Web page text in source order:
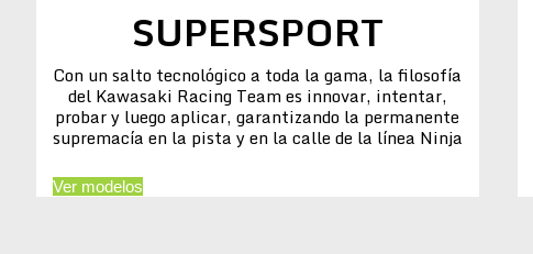
SUPERSPORT
Con un salto tecnológico a toda la gama, la filosofía
del Kawasaki Racing Team es innovar, intentar,
probar y luego aplicar, garantizando la permanente
supremacía en la pista y en la calle de la línea Ninja
Ver modelos